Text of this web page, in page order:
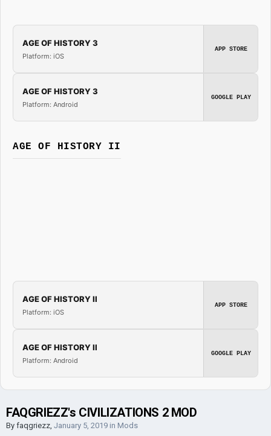
AGE OF HISTORY 3
Platform: iOS
APP STORE
AGE OF HISTORY 3
Platform: Android
GOOGLE PLAY
AGE OF HISTORY II
AGE OF HISTORY II
Platform: iOS
APP STORE
AGE OF HISTORY II
Platform: Android
GOOGLE PLAY
FAQGRIEZZ's CIVILIZATIONS 2 MOD
By faqgriezz, January 5, 2019 in Mods